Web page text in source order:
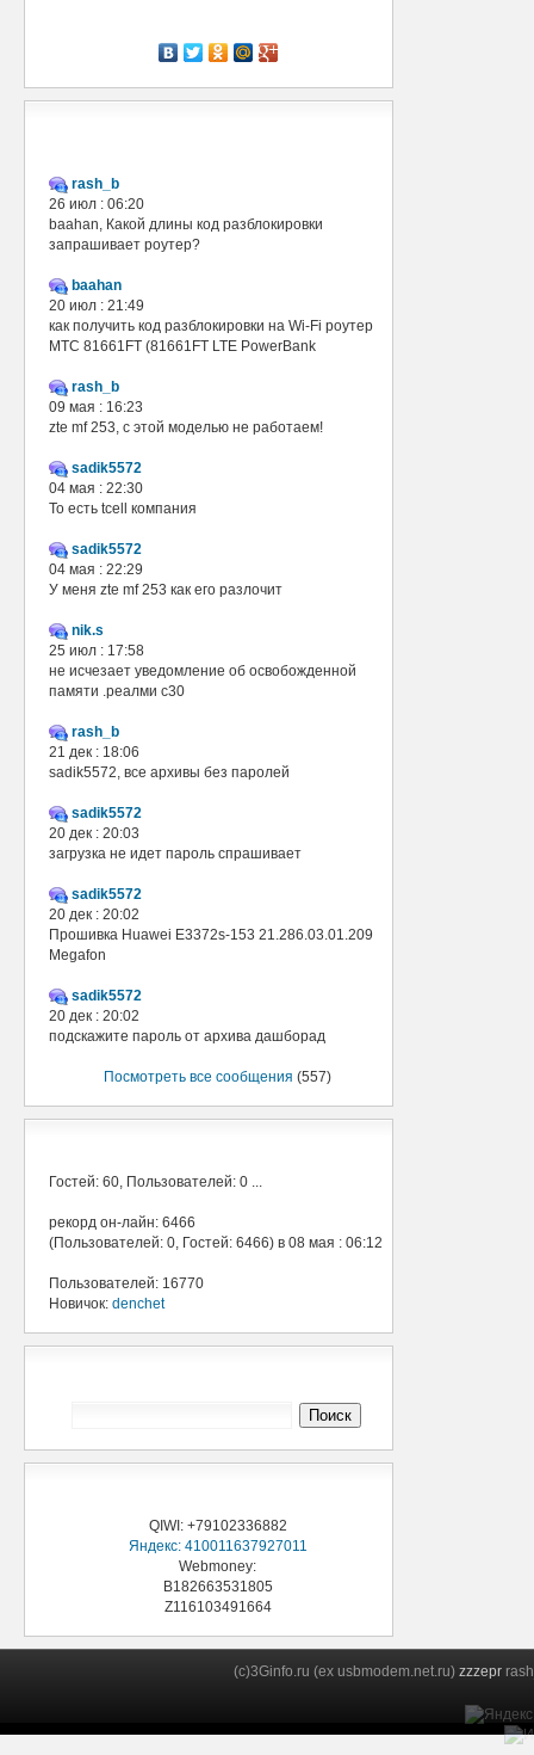
rash_b
26 июл : 06:20
baahan, Какой длины код разблокировки
запрашивает роутер?
baahan
20 июл : 21:49
как получить код разблокировки на Wi-Fi роутер
МТС 81661FT (81661FT LTE PowerBank
rash_b
09 мая : 16:23
zte mf 253, с этой моделью не работаем!
sadik5572
04 мая : 22:30
То есть tcell компания
sadik5572
04 мая : 22:29
У меня zte mf 253 как его разлочит
nik.s
25 июл : 17:58
не исчезает уведомление об освобожденной
памяти .реалми с30
rash_b
21 дек : 18:06
sadik5572, все архивы без паролей
sadik5572
20 дек : 20:03
загрузка не идет пароль спрашивает
sadik5572
20 дек : 20:02
Прошивка Huawei E3372s-153 21.286.03.01.209
Megafon
sadik5572
20 дек : 20:02
подскажите пароль от архива дашборад
Посмотреть все сообщения (557)
Гостей: 60, Пользователей: 0 ...
рекорд он-лайн: 6466
(Пользователей: 0, Гостей: 6466) в 08 мая : 06:12
Пользователей: 16770
Новичок: denchet
QIWI: +79102336882
Яндекс: 410011637927011
Webmoney:
B182663531805
Z116103491664
(c)3Ginfo.ru (ex usbmodem.net.ru) zzzepr